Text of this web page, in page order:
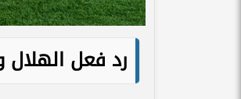
رد فعل الهلال